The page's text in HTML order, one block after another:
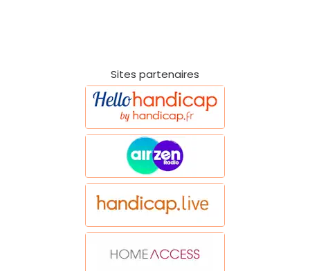
Sites partenaires